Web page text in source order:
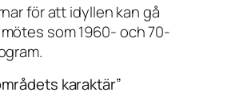
för att idyllen kan gå
som 1960- och 70-
karaktär”